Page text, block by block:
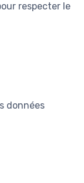
respecter le
données